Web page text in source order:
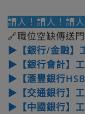
請人！請人！請人
🔗職位空缺傳送
▶【銀行/金融】
▶【銀行會計】
▶【滙豐銀行
▶【交通銀行】
▶【中國銀行】